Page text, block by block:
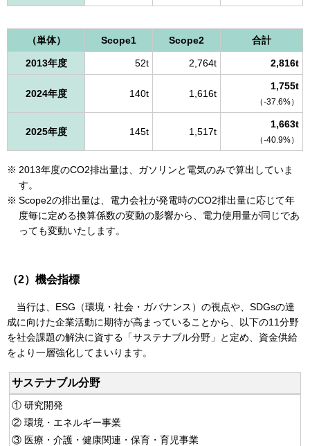
（単体） Scope1 Scope2 合計
2013年度 52t 2,764t 2,816t
2024年度 140t 1,616t
1,755t
（-37.6%）
2025年度 145t 1,517t
1,663t
（-40.9%）
2013年度のCO2排出量は、ガソリンと電気のみで算出していま
す。
Scope2の排出量は、電力会社が発電時のCO2排出量に応じて年
度毎に定める換算係数の変動の影響から、電力使用量が同じであ
っても変動いたします。
（2）機会指標
当行は、ESG（環境・社会・ガバナンス）の視点や、SDGsの達
成に向けた企業活動に期待が高まっていることから、以下の11分野
を社会課題の解決に資する「サステナブル分野」と定め、資金供給
をより一層強化してまいります。
サステナブル分野
① 研究開発
② 環境・エネルギー事業
③ 医療・介護・健康関連・保育・育児事業